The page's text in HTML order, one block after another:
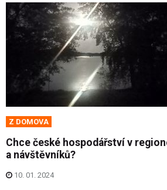
Z DOMOVA
Chce české hospodářství v
a návštěvníků?
10. 01. 2024